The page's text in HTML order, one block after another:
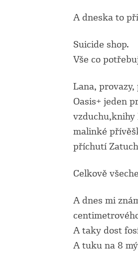
A dneska to
Suicide shop.
Vše co
Lana,
Oasis+ jeden
vzduchu,knihy
malinké
příchutí
Celkově
A dnes mi
A taky dost
A tuku na 8